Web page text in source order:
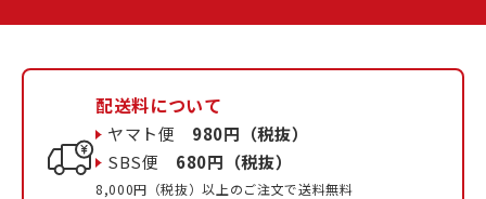
配送料について
ヤマト便 980円（税抜）
SBS便 680円（税抜）
8,000円（税抜）以上のご注文で送料無料